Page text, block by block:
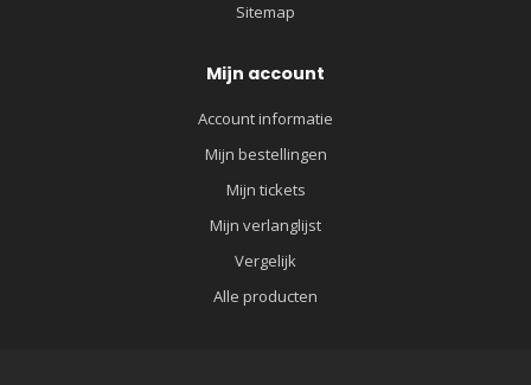
Sitemap
Mijn account
Account informatie
Mijn bestellingen
Mijn tickets
Mijn verlanglijst
Vergelijk
Alle producten